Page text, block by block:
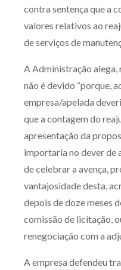
contra sentença que a
valores relativos ao
de serviços de
A Administração alega,
não é devido “porque,
empresa/apelada
que a contagem do
apresentação da
importaria no dever de
de celebrar a avença,
vantajosidade desta,
depois de doze meses
comissão de licitação,
renegociação com a
A empresa defendeu